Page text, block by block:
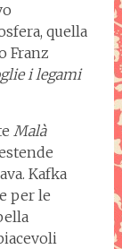
quella
Franz
i legami
Malà
Kafka
per le